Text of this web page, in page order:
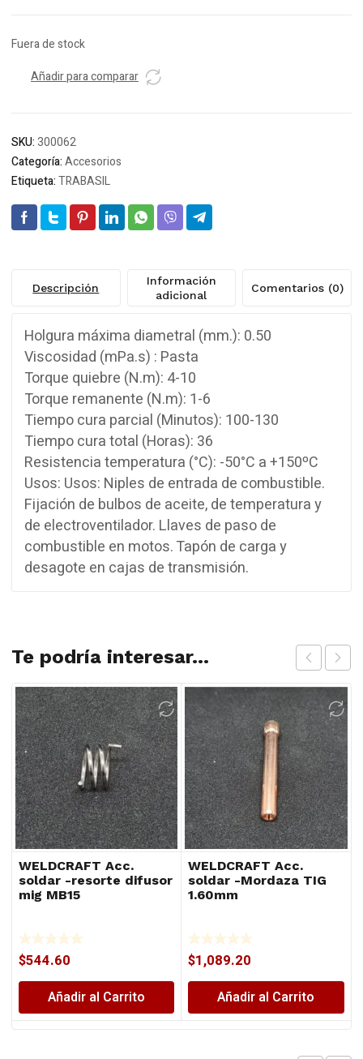
Fuera de stock
Añadir para comparar
SKU:300062
Categoría:Accesorios
Etiqueta:TRABASIL
Descripción
Información
adicional
Comentarios (0)
Holgura máxima diametral (mm.): 0.50
Viscosidad (mPa.s) : Pasta
Torque quiebre (N.m): 4-10
Torque remanente (N.m): 1-6
Tiempo cura parcial (Minutos): 100-130
Tiempo cura total (Horas): 36
Resistencia temperatura (°C): -50°C a +150ºC
Usos: Usos: Niples de entrada de combustible.
Fijación de bulbos de aceite, de temperatura y
de electroventilador. Llaves de paso de
combustible en motos. Tapón de carga y
desagote en cajas de transmisión.
Te podría interesar...
WELDCRAFT Acc.
soldar -resorte difusor
mig MB15
$544.60
Añadir al Carrito
WELDCRAFT Acc.
soldar -Mordaza TIG
1.60mm
$1,089.20
Añadir al Carrito